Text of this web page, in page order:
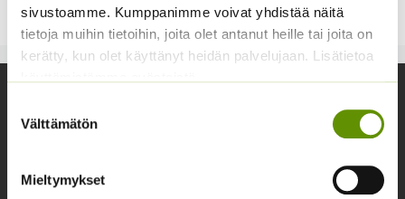
sivustoamme. Kumppanimme voivat yhdistää näitä
tietoja muihin tietoihin, joita olet antanut heille tai joita on
kerätty, kun olet käyttänyt heidän palvelujaan. Lisätietoa
valinta
Välttämätön
Mieltymykset
4,00€ Sisältää arvonlisäveron
02 631 9700